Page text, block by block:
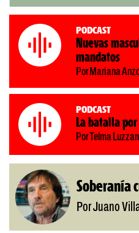
Podcast
Nuevas
mandatos
Por Mariana
Podcast
La batalla
Por Telma
Soberanía
Por Juano